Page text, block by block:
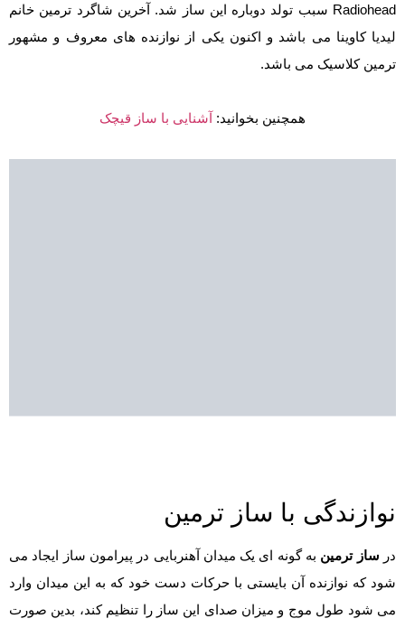
Radiohead سبب تولد دوباره این ساز شد.‌ آخرین شاگرد ترمین خانم
لیدیا کاوینا می باشد و اکنون یکی از نوازنده های معروف و مشهور
ترمین کلاسیک می باشد.
همچنین بخوانید: آشنایی با ساز قیچک
نوازندگی با ساز ترمین
در ساز ترمین به گونه ای یک میدان آهنربایی در پیرامون ساز ایجاد می
شود که نوازنده آن بایستی با حرکات دست خود که به این میدان وارد
می شود طول موج و میزان صدای این ساز را تنظیم کند، بدین صورت